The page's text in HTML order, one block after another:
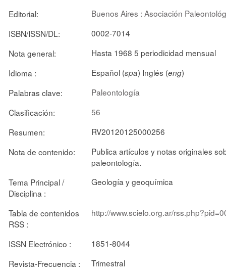
Editorial:
Buenos Aires : Asociación
ISBN/ISSN/DL:
0002-7014
Nota general:
Hasta 1968 5 periodicidad mensual
Idioma :
Español (spa) Inglés (eng)
Palabras clave:
Paleontología
Clasificación:
56
Resumen:
RV20120125000256
Nota de contenido:
Publica artículos y notas originales
paleontología.
Tema Principal /
Disciplina :
Geología y geoquímica
Tabla de contenidos
RSS :
http://www.scielo.org.ar/
ISSN Electrónico :
1851-8044
Revista-Frecuencia :
Trimestral